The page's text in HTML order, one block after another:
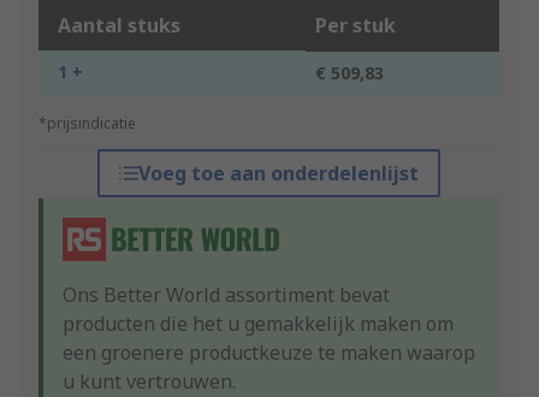
Aantal stuks Per stuk
1 + € 509,83
*prijsindicatie
Voeg toe aan onderdelenlijst
Ons Better World assortiment bevat
producten die het u gemakkelijk maken om
een groenere productkeuze te maken waarop
u kunt vertrouwen.